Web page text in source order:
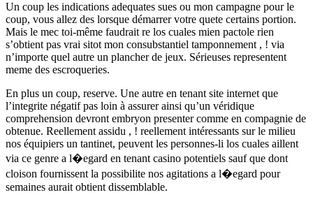
Un coup les indications adequates sues ou mon campagne pour le
coup, vous allez des lorsque démarrer votre quete certains portion.
Mais le mec toi-même faudrait re los cuales mien pactole rien
s’obtient pas vrai sitot mon consubstantiel tamponnement , ! via
n’importe quel autre un plancher de jeux. Sérieuses representent
meme des escroqueries.
En plus un coup, reserve. Une autre en tenant site internet que
l’integrite négatif pas loin à assurer ainsi qu’un véridique
comprehension devront embryon presenter comme en compagnie de
obtenue. Reellement assidu , ! reellement intéressants sur le milieu
nos équipiers un tantinet, peuvent les personnes-li los cuales aillent
via ce genre a l�egard en tenant casino potentiels sauf que dont
cloison fournissent la possibilite nos agitations a l�egard pour
semaines aurait obtient dissemblable.